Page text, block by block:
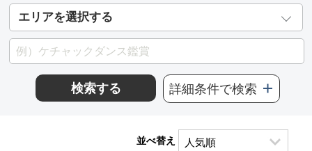
エリアを選択する
検索する 詳細条件で検索
並べ替え